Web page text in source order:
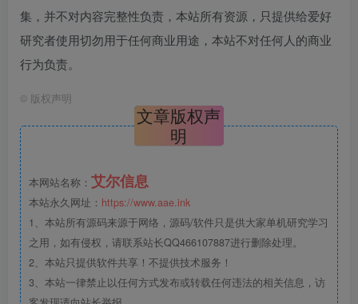
集，并不对内容完整性负责，本站所有资源，只提供给爱好
研究者使用切勿用于任何商业用途，本站不对任何人的商业
行为负责。
© 版权声明
文章版权声
明
本网站名称： 艾尔信息
本站永久网址： https://www.aae.ink
1、本站所有源码来源于网络，源码/软件只是供大家单机研究学习
之用，如有侵权，请联系站长QQ466107887进行删除处理。
2、本站只提供软件共享！不提供技术服务！
3、本站一律禁止以任何方式发布或转载任何违法的相关信息，访